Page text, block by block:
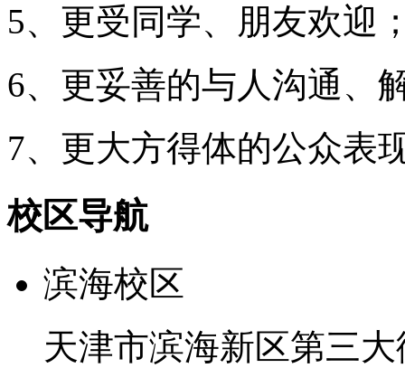
5、更受同学、朋友欢迎
6、更妥善的与人沟通、
7、更大方得体的公众表
校区导航
滨海校区
天津市滨海新区第三